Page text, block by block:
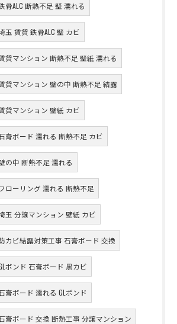
骨ALC 断熱不足 壁 濡れる
玉 賃貸 鉄骨ALC 壁 カビ
貸マンション 断熱不足 壁紙 濡れる
貸マンション 壁の中 断熱不足 結露
貸マンション 壁紙 カビ
膏ボード 濡れる 断熱不足 カビ
の中 断熱不足 濡れる
ローリング 濡れる 断熱不足
玉 分譲マンション 壁紙 カビ
カビ結露対策工事 石膏ボード 交換
ボンド 石膏ボード 黒カビ
膏ボード 濡れる GLボンド
膏ボード 交換 断熱工事 分譲マンション